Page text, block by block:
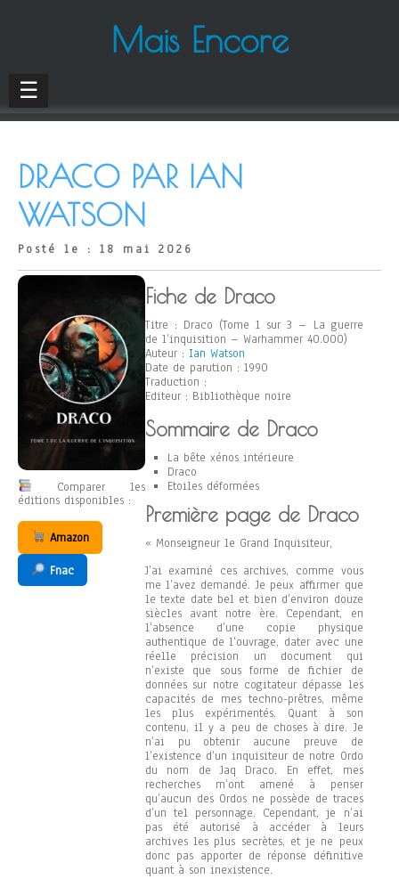
Mais Encore
☰
DRACO PAR IAN
WATSON
Posté le : 18 mai 2026
Comparer les
éditions disponibles :
Amazon
Fnac
Fiche de Draco
Titre : Draco (Tome 1 sur 3 – La guerre
de l’inquisition – Warhammer 40.000)
Auteur : Ian Watson
Date de parution : 1990
Traduction :
Editeur : Bibliothèque noire
Sommaire de Draco
La bête xénos intérieure
Draco
Etoiles déformées
Première page de Draco
« Monseigneur le Grand Inquisiteur,
J’ai examiné ces archives, comme vous
me l’avez demandé. Je peux affirmer que
le texte date bel et bien d’environ douze
siècles avant notre ère. Cependant, en
l’absence d’une copie physique
authentique de l’ouvrage, dater avec une
réelle précision un document qui
n’existe que sous forme de fichier de
données sur notre cogitateur dépasse les
capacités de mes techno-prêtres, même
les plus expérimentés. Quant à son
contenu, il y a peu de choses à dire. Je
n’ai pu obtenir aucune preuve de
l’existence d’un inquisiteur de notre Ordo
du nom de Jaq Draco. En effet, mes
recherches m’ont amené à penser
qu’aucun des Ordos ne possède de traces
d’un tel personnage. Cependant, je n’ai
pas été autorisé à accéder à leurs
archives les plus secrètes, et je ne peux
donc pas apporter de réponse définitive
quant à son inexistence.